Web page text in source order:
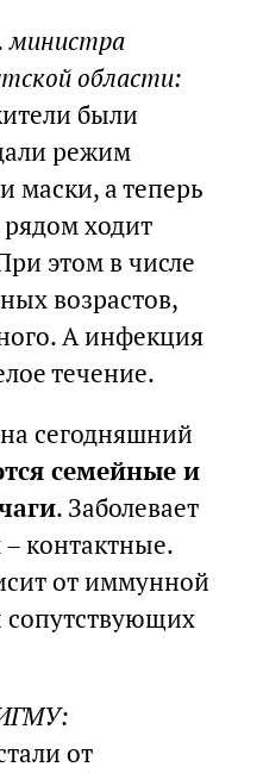
министра
области:
были
режим
маски, а теперь
ходит
этом в числе
возрастов,
А инфекция
течение.
сегодняшний
семейные и
. Заболевает
контактные.
от иммунной
сопутствующих
от